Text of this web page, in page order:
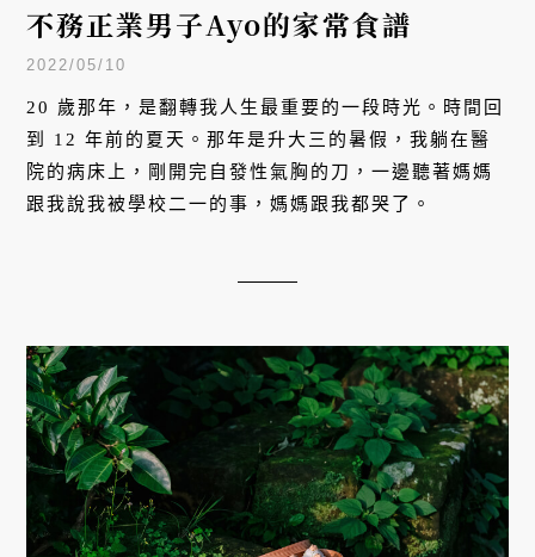
不務正業男子Ayo的家常食譜
2022/05/10
20 歲那年，是翻轉我人生最重要的一段時光。時間回
到 12 年前的夏天。那年是升大三的暑假，我躺在醫
院的病床上，剛開完自發性氣胸的刀，一邊聽著媽媽
跟我說我被學校二一的事，媽媽跟我都哭了。